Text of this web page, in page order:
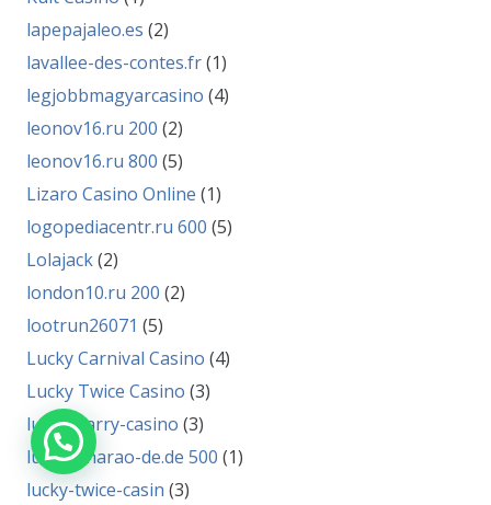
lapepajaleo.es (2)
lavallee-des-contes.fr(1)
legjobbmagyarcasino (4)
leonov16.ru 200 (2)
leonov16.ru 800 (5)
Lizaro Casino Online (1)
logopediacentr.ru 600 (5)
Lolajack(2)
london10.ru 200 (2)
lootrun26071 (5)
Lucky Carnival Casino (4)
Lucky Twice Casino (3)
lucky-barry-casino (3)
lucky-pharao-de.de 500 (1)
lucky-twice-casin (3)